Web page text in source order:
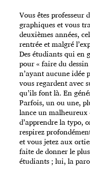
Vous êtes professeur
graphiques et vous
deuxièmes années,
rentrée et malgré
Des étudiants qui en
pour « faire du
n’ayant aucune idée
vous regardent avec
qu’ils font là. En
Parfois, un ou une,
lance un
d’apprendre la typo,
respirez
et vous jetez aux
faite de donner le
étudiants ; lui, la